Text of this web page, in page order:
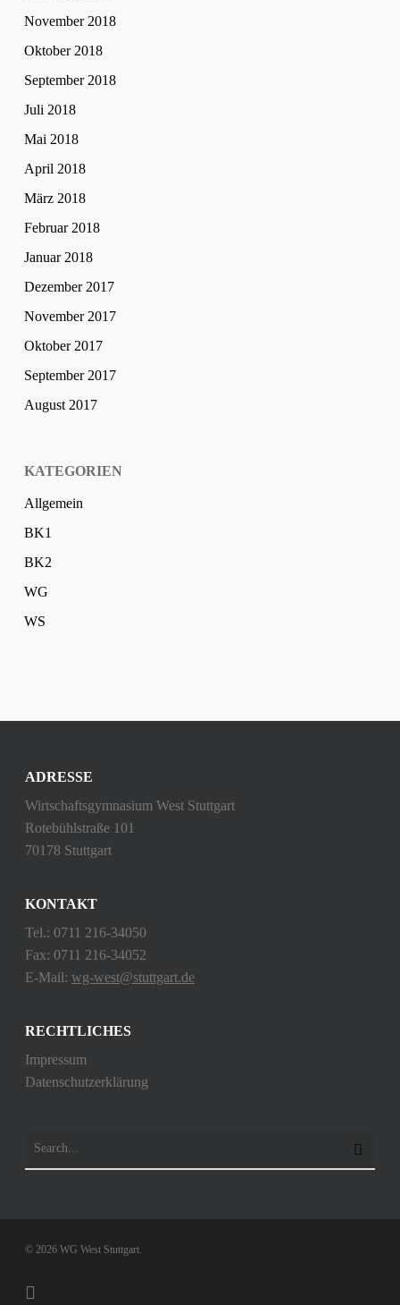
November 2018
Oktober 2018
September 2018
Juli 2018
Mai 2018
April 2018
März 2018
Februar 2018
Januar 2018
Dezember 2017
November 2017
Oktober 2017
September 2017
August 2017
KATEGORIEN
Allgemein
BK1
BK2
WG
WS
ADRESSE
Wirtschaftsgymnasium West Stuttgart
Rotebühlstraße 101
70178 Stuttgart
KONTAKT
Tel.: 0711 216-34050
Fax: 0711 216-34052
E-Mail: wg-west@stuttgart.de
RECHTLICHES
Impressum
Datenschutzerklärung
© 2026 WG West Stuttgart.
instagram